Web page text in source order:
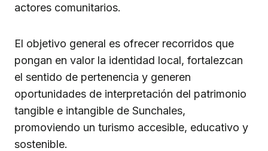
actores comunitarios.
El objetivo general es ofrecer recorridos que
pongan en valor la identidad local, fortalezcan
el sentido de pertenencia y generen
oportunidades de interpretación del patrimonio
tangible e intangible de Sunchales,
promoviendo un turismo accesible, educativo y
sostenible.